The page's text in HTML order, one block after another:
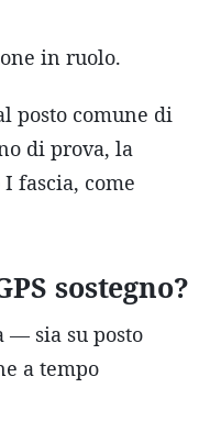
in ruolo.
posto comune di
di prova, la
fascia, come
sostegno?
— sia su posto
a tempo